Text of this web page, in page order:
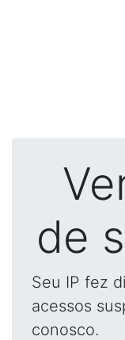
de
Seu IP fez
acessos
conosco.